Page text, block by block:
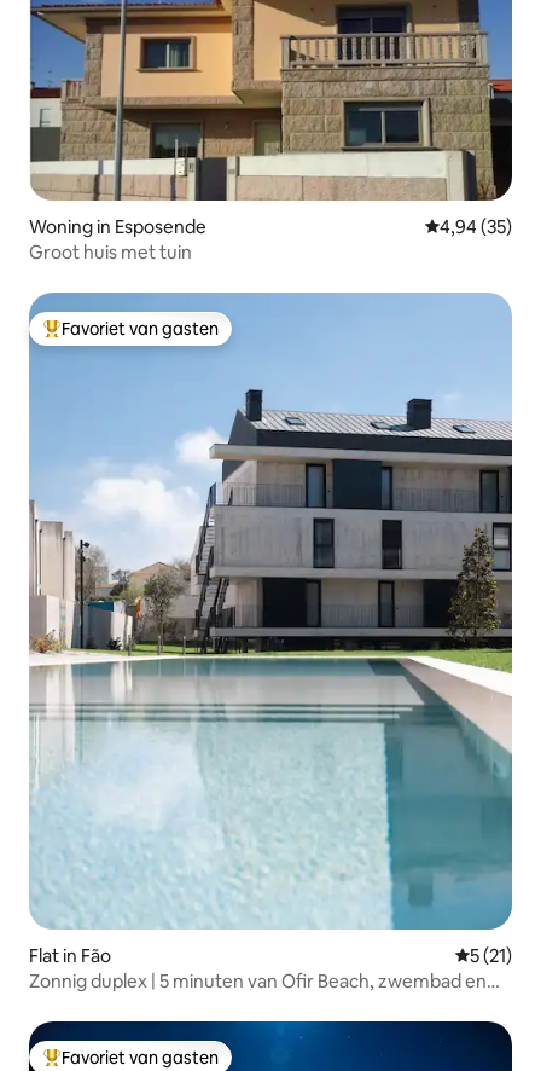
Woning in Esposende Gemiddelde
4,94 (35)
Groot huis met tuin
Topfavoriet van gasten
Favoriet van gasten
Flat in Fão
5 (21)
Zonnig duplex | 5 minuten van Ofir Beach, zwembad en
Favoriet van gasten